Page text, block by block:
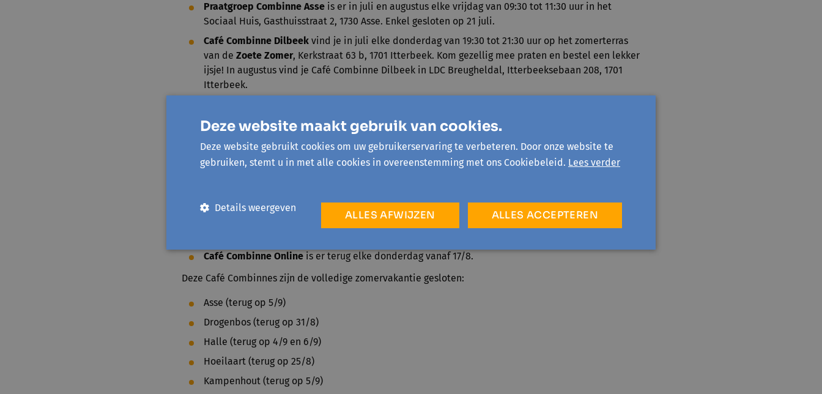
Praatgroep Combinne Asse is er in juli en augustus elke vrijdag van 09:30 tot 11:30 uur in het
Sociaal Huis, Gasthuisstraat 2, 1730 Asse. Enkel gesloten op 21 juli.
Café Combinne Dilbeek vind je in juli elke donderdag van 19:30 tot 21:30 uur op het zomerterras
van deZoete Zomer, Kerkstraat 63 b, 1701 Itterbeek. Kom gezellig mee praten en bestel een lekker
ijsje! In augustus vind je Café Combinne Dilbeek in LDC Breugheldal, Itterbeeksebaan 208, 1701
Itterbeek.
24/8 en 31/8. Telkens van 9:30 tot 11:30 uur in GC De Bosuil, Witherendreef 1, 3090 Overijse.
van Diegem, Kosterstraat 2, 1831 Diegem. Enkel gesloten op 31/7, 7/8 en 14/8.
Nietjeslaan 8, 1640 Sint-Genesius-Rode.
is er niet in juli, maar vanaf 4 augustus terug elke vrijdag van 19:00 tot
Café Combinne Online is er terug elke donderdag vanaf 17/8.
Deze Café Combinnes zijn de volledige zomervakantie gesloten:
Asse (terug op 5/9)
Drogenbos (terug op 31/8)
Halle (terug op 4/9 en 6/9)
Hoeilaart (terug op 25/8)
Kampenhout (terug op 5/9)
Deze website maakt gebruik van cookies.
Deze website gebruikt cookies om uw gebruikerservaring te verbeteren. Door onze website te
gebruiken, stemt u in met alle cookies in overeenstemming met ons Cookiebeleid. Lees verder
ALLES ACCEPTEREN
ALLES AFWIJZEN
Details weergeven